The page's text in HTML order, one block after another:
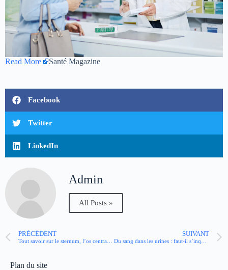
Read More Santé Magazine
Facebook
Twitter
LinkedIn
Admin
All Posts »
PRÉCÉDENT SUIVANT
Plan du site